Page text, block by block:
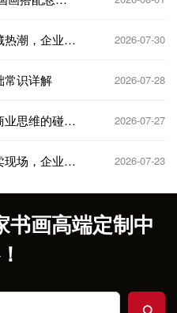
潮，企业家
2026-07-30
常识详解 2026-07-28
业思维的碰
2026-07-27
场，企业家
2026-07-23
书画高端定制中